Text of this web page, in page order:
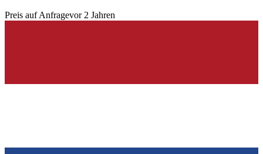
Preis auf Anfragevor 2 Jahren